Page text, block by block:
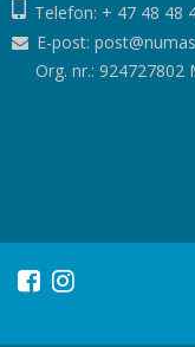
Telefon: + 47 48 48
E-post:
Org. nr.: 924727802